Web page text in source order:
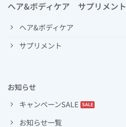
ヘア&ボディケア サプリメント
ヘア&ボディケア
サプリメント
お知らせ
キャンペーンSALE
お知らせ一覧